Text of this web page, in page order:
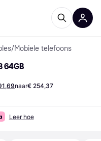
/Mobiele telefoons
64GB
naar€ 254,37
Leer hoe